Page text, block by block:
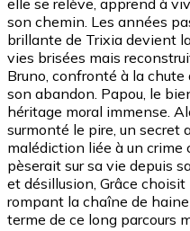
son chemin. Les années
brillante de Trixia devient
vies brisées mais
Bruno, confronté à la
son abandon. Papou, le
héritage moral immense.
surmonté le pire, un secret
malédiction liée à un crime
pèserait sur sa vie depuis
et désillusion, Grâce
rompant la chaîne de
terme de ce long parcours